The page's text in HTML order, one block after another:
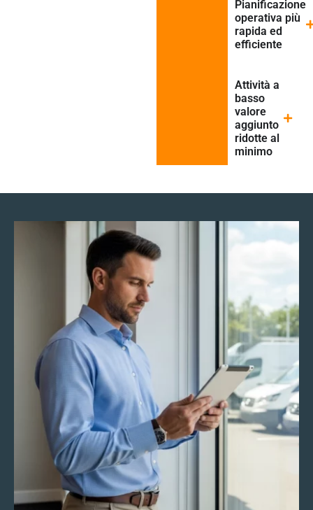
Pianificazione
operativa più
rapida ed
efficiente
Attività a
basso
valore
aggiunto
ridotte al
minimo